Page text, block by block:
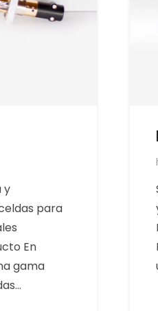
y
para
En
gama